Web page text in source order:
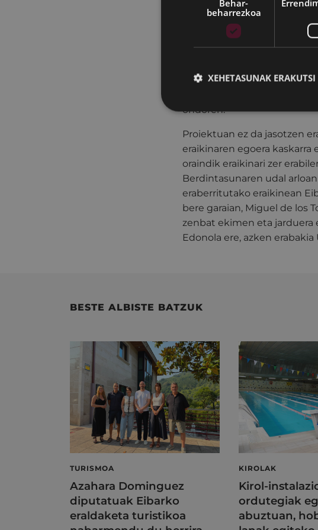
igogailu baterako zuloa
aprobetxatuko dira haien
ebakuatzeko sare berri bat
Esku-hartuko den azalera
koadro), beheko solairua
193 metro kuadro). Lanak
ondoren.
Proiektuan ez da jasotzen
eraikinaren egoera
oraindik eraikinari zer
Berdintasunaren udal
eraberritutako eraikinean
bere garaian, Miguel de los
zenbat ekimen eta
Edonola ere, azken
BESTE ALBISTE BATZUK
TURISMOA
Azahara Dominguez
diputatuak Eibarko
eraldaketa turistikoa
KIROLAK
Kirol-
ordutegiak
abuztuan,
Behar-
beharrezkoa
XEHETASUNAK ERAKUTSI